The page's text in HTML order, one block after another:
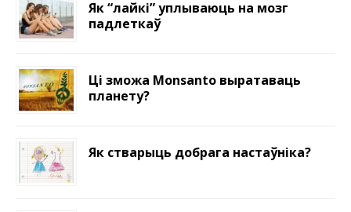
Як “лайкі” уплываюць на мозг
падлеткаў
Ці зможа Monsanto выратаваць
планету?
Як стварыць добрага настаўніка?